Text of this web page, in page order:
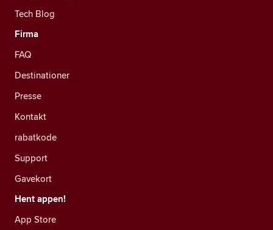
Tech Blog
Firma
FAQ
Destinationer
Presse
Kontakt
rabatkode
Support
Gavekort
Hent appen!
App Store